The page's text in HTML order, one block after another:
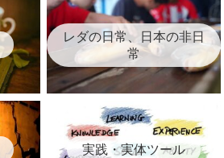
レダの日常、日本の非日
常
実践・実体ツール